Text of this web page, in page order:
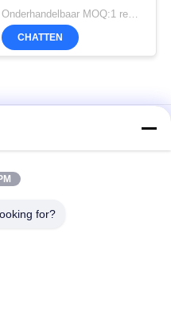
Onderhandelbaar MOQ:1 reeks
CHATTEN
perfect voor boorprojecten
Ervaring
for?